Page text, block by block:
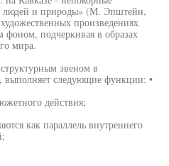
людей и природы» (М. Эпштейн,
произведениях
фоном, подчеркивая в образах
мира.
звеном в
выполняет следующие функции: •
действия;
как параллель внутреннего